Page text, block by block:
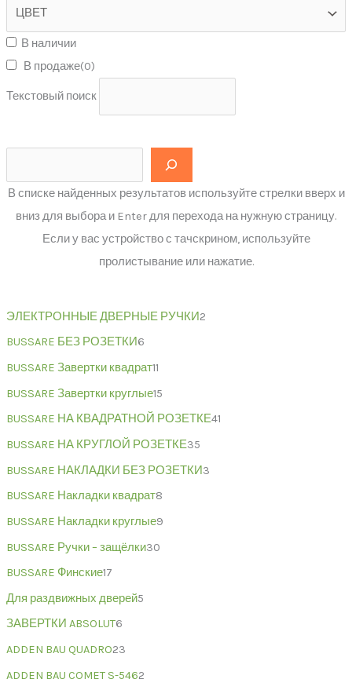
В наличии
В продаже(0)
Текстовый поиск
В списке найденных результатов используйте стрелки вверх и
вниз для выбора и Enter для перехода на нужную страницу.
Если у вас устройство с тачскрином, используйте
пролистывание или нажатие.
ЭЛЕКТРОННЫЕ ДВЕРНЫЕ РУЧКИ2
BUSSARE БЕЗ РОЗЕТКИ6
BUSSARE Завертки квадрат11
BUSSARE Завертки круглые15
BUSSARE НА КВАДРАТНОЙ РОЗЕТКЕ41
BUSSARE НА КРУГЛОЙ РОЗЕТКЕ35
BUSSARE НАКЛАДКИ БЕЗ РОЗЕТКИ3
BUSSARE Накладки квадрат8
BUSSARE Накладки круглые9
BUSSARE Ручки – защёлки30
BUSSARE Финские17
Для раздвижных дверей5
ЗАВЕРТКИ ABSOLUT6
ADDEN BAU QUADRO23
ADDEN BAU COMET S-5462